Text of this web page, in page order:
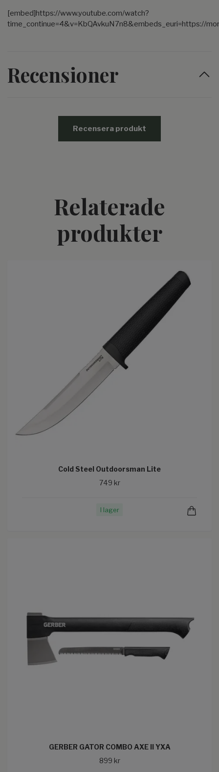
[embed]https://www.youtube.com/watch?
time_continue=4&v=KbQAvkuN7n8&embeds_euri=https://
Recensioner
Recensera produkt
Relaterade
produkter
Cold Steel Outdoorsman Lite
749 kr
I lager
GERBER GATOR COMBO AXE II YXA
899 kr